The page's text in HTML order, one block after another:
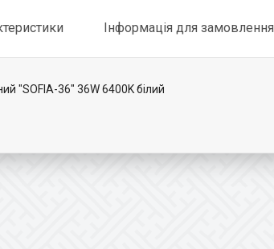
Інформація для замовлення
"SOFIA-36" 36W 6400K білий